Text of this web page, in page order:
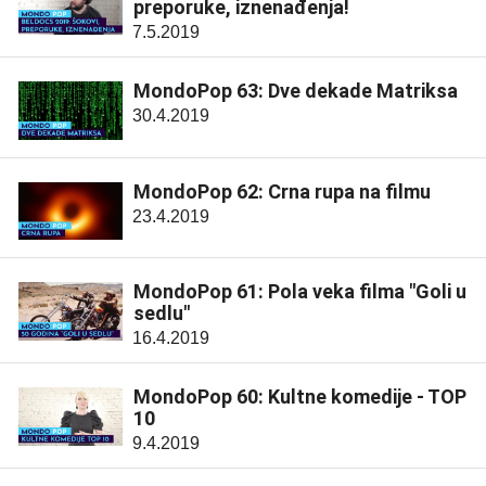
preporuke, iznenađenja!
7.5.2019
MondoPop 63: Dve dekade Matriksa
30.4.2019
MondoPop 62: Crna rupa na filmu
23.4.2019
MondoPop 61: Pola veka filma "Goli u
sedlu"
16.4.2019
MondoPop 60: Kultne komedije - TOP
10
9.4.2019